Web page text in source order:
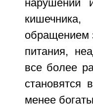
нарушений
обращением
питания,
все более
становятся
менее